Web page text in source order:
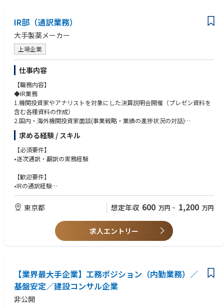
・製造業としての実体ある事業基盤、グローバルな顧客基盤、世界トップ
クラスの製品群を持つ会社で、企業変革フェーズの中核に近い立場で働く
ことができます。
・将来的には、役員秘書領域に加え、取締役会事務局、コーポレートガバ
ナンス、経営企画、広報、全社プロジェクト推進など、コーポレート中核
機能へキャリアを広げることが可能です。
◆部・チームの業務概要
配属先は、Aratas株式会社のプロジェクト推進室です。
プロジェクト推進室は、独立企業として新たに必要となるコーポレート機
能のうち、役員秘書機能、取締役会運営支援、広報機能、全社横断重要プ
ロジェクトのプログラムマネジメントなどを担う組織です。ミッション
は、株主、取締役会、経営陣、事業部門、市場・顧客、社内プロジェクト
のハブとなり、各ステークホルダーとの関係性を企業価値向上につなげる
ことです。
現在は少数精鋭の立上げフェーズであり、各メンバーがそれぞれの専門領
域において、新会社に必要な仕組み・プロセス・運用体制の構築をリード
しています。本ポジションには、役員秘書機能および取締役会周辺業務の
立上げ・確立を中心的に担っていただくことを期待しています。
◆配属先の課・チームの人数や雰囲気
プロジェクト推進室は、新会社Aratasの独立に伴い必要となるコーポレー
ト機能を立ち上げる少数精鋭の組織です。
役員秘書、取締役会運営支援、広報、全社横断プロジェクト推進など、経
営に近い領域を担うため、スピード感、主体性、正確性、関係者調整力が
ができます。経営陣や関係部門との距離が近く、会社の変革を肌で感じな
がら働ける環境です。
* AI Proficiency: High proficiency in utilizing AI-powered tools to support
transaction analysis, pricing optimization, and workflow automation. T
he ability to interpret AI-generated insights, take action based on them, a
nd drive strategic transaction proposals.
* Communication: Exceptional communication skills with the ability to d
istill highly complex commercial, financial, and legal structures into conc
ise, executive-ready summaries.
* Analytical Rigor: Superior analytical background with a proven track re
cord of using data-driven dashboards to drive regional business decisio
ns.
* AI Fluency: High proficiency in using AI-powered tools to support deal a
nalysis, pricing optimization, and workflow automation. Ability to inter
pret and act on AI-generated insights to drive strategic deal recommenda
tions.
■Preferred Qualifications
* Experience in a dedicated commercial pricing, investment banking, or s
trategic finance function is a strong plus.
* Hands-on experience leveraging AI/ML tools for sales analytics and reve
* Familiarity with prompt engineering or working with Large Language M
odels (LLMs) to automate and scale deal desk workflows.
* Fluency in Korean or Mandarin is highly desirable.
IR部（通訳業務）
大手製薬メーカー
上場企業
仕事内容
【職務内容】
◆IR業務
1.機関投資家やアナリストを対象にした決算説明会開催（プレゼン資料を
含む各種資料の作成）
2.国内・海外機関投資家面談(事業戦略・業績の進捗状況の対話)
3.投資家向けのイベント企画・運営
4.統合報告書作成などの社外向けの資料作成業務
5.投資家意見の経営層へフィードバック
1.海外投資家とのIR面談時の逐次通訳 ＊国内証券会社主催の投資カンフ
ァレンス
3.四半期ごとの決算発表資料の英語翻訳資料チェック
4.決算発表時に日本語原稿の英訳を録音
5.決算発表時の質疑応答部分(文書)の英訳チェック
6.投資家面談時に使用するIR用スライド英訳チェック
7.投資家・アナリスト向けイベント・説明会の際の資料英訳ならびに説明
求める経験 / スキル
【必須要件】
•逐次通訳・翻訳の実務経験
【歓迎要件】
•IRの通訳経験
•医薬分野の通訳・翻訳の経験
•IR・医薬分野の翻訳の経験（英文チェックの業務があるため）
東京都 想定年収 600 万円 ~ 1,200 万円
求人エントリー
【業界最大手企業】工務ポジション（内勤業務）／
基盤安定／建設コンサル企業
非公開